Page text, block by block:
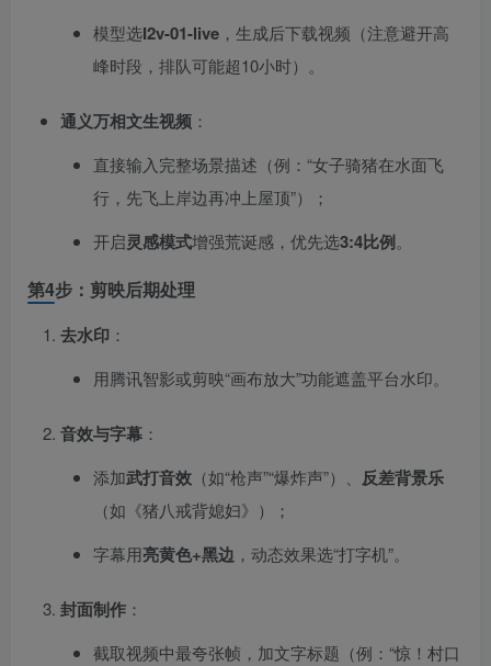
模型选I2v-01-live ，生成后下载视频（注意避开高
峰时段，排队可能超10小时）。
通义万相文生视频 ：
直接输入完整场景描述（例：“女子骑猪在水面飞
行，先飞上岸边再冲上屋顶”）；
开启灵感模式增强荒诞感，优先选3:4比例。
第4步：剪映后期处理
去水印 ：
用腾讯智影或剪映“画布放大”功能遮盖平台水印。
音效与字幕 ：
添加武打音效 ​（如“枪声”“爆炸声”）、 反差背景乐
（如《猪八戒背媳妇》）；
字幕用亮黄色+黑边 ，动态效果选“打字机”。
封面制作 ：
截取视频中最夸张帧，加文字标题（例：“惊！村口